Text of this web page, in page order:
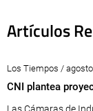
Artículos
Los Tiempos /
CNI plantea